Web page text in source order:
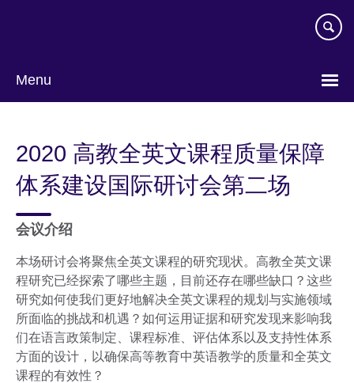
Menu
language
2020 高教全英文课程质量保障
体系建设国际研讨会第二场
会议介绍
本场研讨会将聚焦全英文课程的研究现状。高教全英文课
程研究已经探索了哪些主题，目前还存在哪些缺口？这些
研究如何使我们更好地解决全英文课程的规划与实施领域
所面临的挑战和机遇？如何运用证据和研究发现来影响我
们在语言政策制定、课程标准、评估体系以及支持性体系
方面的设计，以确保高等教育中英语教学的质量和全英文
课程的有效性？